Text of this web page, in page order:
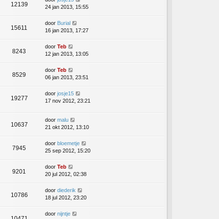
12139
24 jan 2013, 15:55
15611
door Burial
16 jan 2013, 17:27
8243
door Teb
12 jan 2013, 13:05
8529
door Teb
06 jan 2013, 23:51
19277
door josje15
17 nov 2012, 23:21
10637
door malu
21 okt 2012, 13:10
7945
door bloemetje
25 sep 2012, 15:20
9201
door Teb
20 jul 2012, 02:38
10786
door diederik
18 jul 2012, 23:20
door nijntje